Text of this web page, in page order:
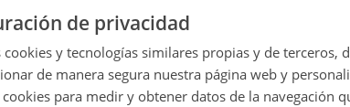
de privacidad
y tecnologías similares propias y de terceros,
de manera segura nuestra página web y
para medir y obtener datos de la navegación